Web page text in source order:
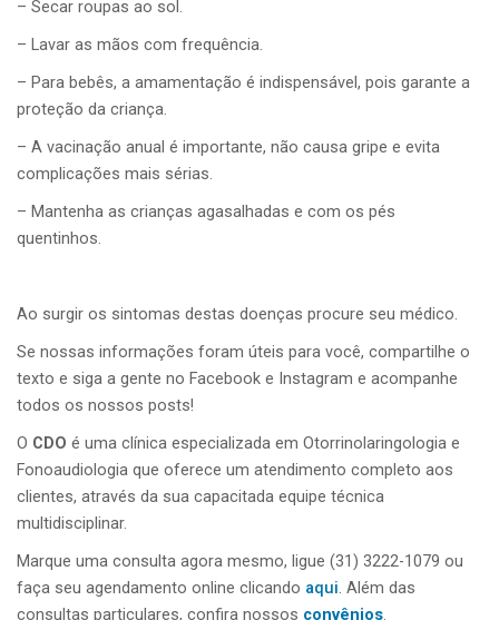
– Secar roupas ao sol.
– Lavar as mãos com frequência.
– Para bebês, a amamentação é indispensável, pois garante a
proteção da criança.
– A vacinação anual é importante, não causa gripe e evita
complicações mais sérias.
– Mantenha as crianças agasalhadas e com os pés
quentinhos.
Ao surgir os sintomas destas doenças procure seu médico.
Se nossas informações foram úteis para você, compartilhe o
texto e siga a gente no Facebook e Instagram e acompanhe
todos os nossos posts!
O CDO é uma clínica especializada em Otorrinolaringologia e
Fonoaudiologia que oferece um atendimento completo aos
clientes, através da sua capacitada equipe técnica
multidisciplinar.
Marque uma consulta agora mesmo, ligue (31) 3222-1079 ou
faça seu agendamento online clicando aqui. Além das
consultas particulares, confira nossos convênios.